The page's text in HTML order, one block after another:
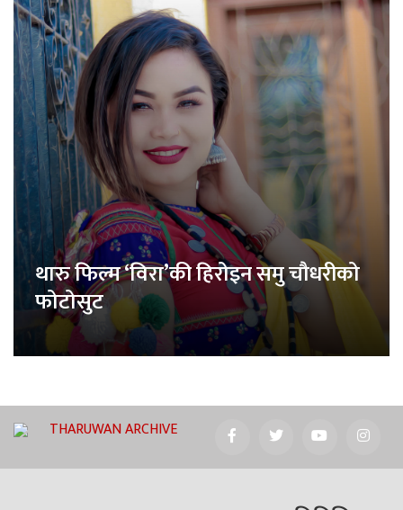
थारु फिल्म ‘विरा’की हिरोइन समु चौधरीको
फोटोसुट
THARUWAN ARCHIVE